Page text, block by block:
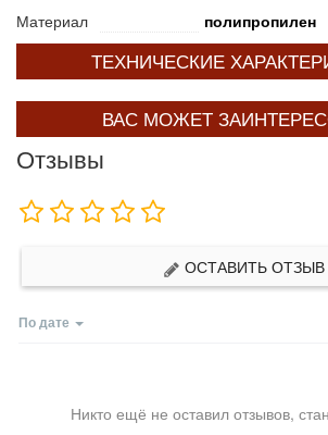
Материал полипропилен
ТЕХНИЧЕСКИЕ
ВАС МОЖЕТ
Отзывы
ОСТАВИТЬ ОТЗЫВ
По дате
Никто ещё не оставил отзывов,